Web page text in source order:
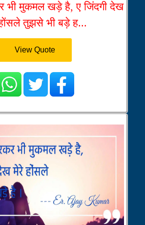
भी मुकमल खड़े है, ए जिंदगी देख
तुझसे भी बड़े ह...
View Quote